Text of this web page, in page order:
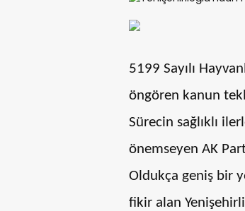
5199 Sayılı
öngören kanun
Sürecin sağlıklı
önemseyen AK
Oldukça geniş bir
fikir alan